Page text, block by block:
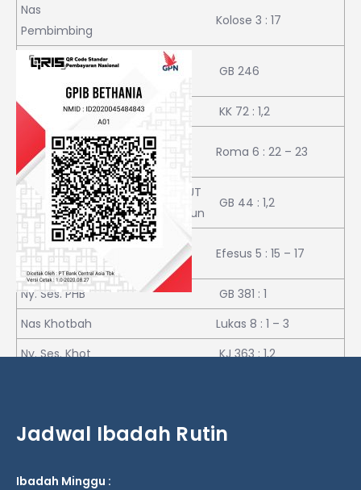
Nas
Pembimbing
Kolose 3 : 17
Ny. Ses.
GB 246
Ny P D
KK 72 : 1,2
Berita
Anugerah
Roma 6 : 22 – 23
Ny. Ses. Brt Ag
Tata Ibadah HUT
GPIB ke 75 Tahun
GB 44 : 1,2
Prnth hdp
Baru
Efesus 5 : 15 – 17
Ny. Ses. PHB
GB 381 : 1
Nas Khotbah
Lukas 8 : 1 – 3
Ny. Ses. Khot
KJ 363 : 1,2
Jadwal Ibadah Rutin
Ibadah Minggu :